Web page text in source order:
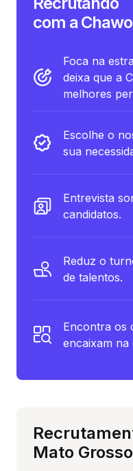
com a
Foca na
deixa que a
melhores
Escolhe o
sua
Entrevista
candidatos.
Reduz o
de talentos.
Encontra os
encaixam na
Mato